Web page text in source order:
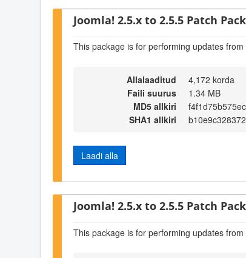
Joomla! 2.5.x to 2.5.5 Patch
This package is for performing updates
Allalaaditud
4,172 korda
Faili suurus
1.34 MB
MD5 allkiri
SHA1 allkiri
Laadi alla
Joomla! 2.5.x to 2.5.5 Patch
This package is for performing updates